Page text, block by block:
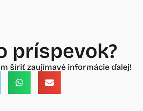
príspevok?
šíriť zaujímavé informácie ďalej!